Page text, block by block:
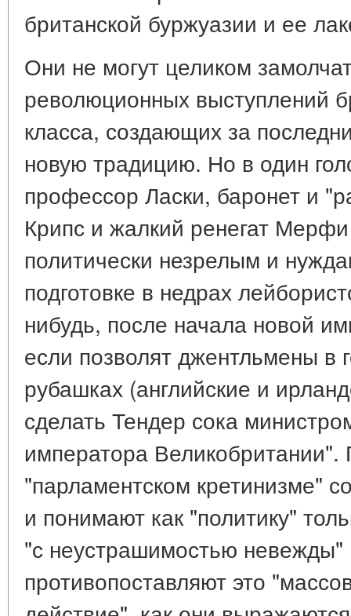
британской буржуазии и ее
Они не могут целиком
революционных выступлений
класса, создающих за
новую традицию. Но в один
профессор Ласки, баронет и
Крипс и жалкий ренегат
политически незрелым и
подготовке в недрах
нибудь, после начала новой
если позволят джентльмены в
рубашках (английские и
сделать Тендер сока
императора
"парламентском кретинизме"
и понимают как "политику"
"с неустрашимостью невежды"
противопоставляют это